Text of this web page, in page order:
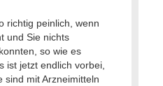
richtig peinlich, wenn
und Sie nichts
so wie es
ist jetzt endlich vorbei,
sind mit Arzneimitteln